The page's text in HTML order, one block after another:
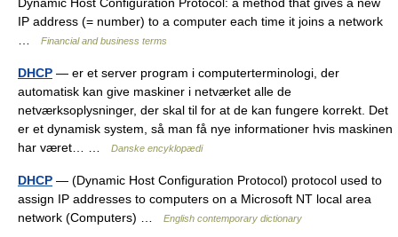
IP address (= number) to a computer each time it joins a network
Financial and business terms
DHCP — er et server program i computerterminologi, der
automatisk kan give maskiner i netværket alle de
netværksoplysninger, der skal til for at de kan fungere korrekt. Det
er et dynamisk system, så man få nye informationer hvis maskinen
har været… …
Danske encyklopædi
DHCP — (Dynamic Host Configuration Protocol) protocol used to
assign IP addresses to computers on a Microsoft NT local area
network (Computers) …
English contemporary dictionary